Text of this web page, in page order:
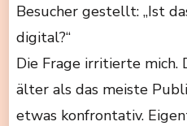
Besucher gestellt: „Ist
digital?“
Die Frage irritierte mich.
älter als das meiste
etwas konfrontativ.